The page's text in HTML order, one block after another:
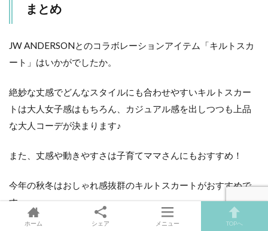
まとめ
JW ANDERSONとのコラボレーションアイテム「キルトスカ
ート」はいかがでしたか。
絶妙な丈感でどんなスタイルにも合わせやすいキルトスカー
トは大人女子感はもちろん、カジュアル感を出しつつも上品
な大人コーデが決まります♪
また、丈感や動きやすさは子育てママさんにもおすすめ！
今年の秋冬はおしゃれ感抜群のキルトスカートがおすすめで
す。
ホーム シェア メニュー TOPへ